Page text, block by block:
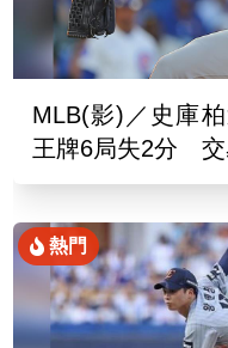
MLB(影)／史庫
王牌6局失2分 交
熱門